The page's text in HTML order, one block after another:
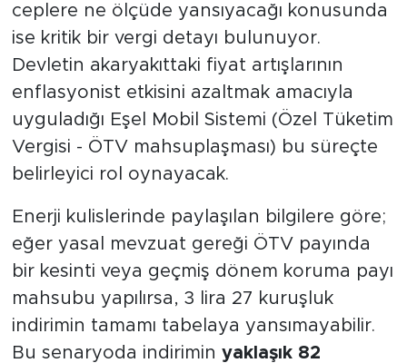
ceplere ne ölçüde yansıyacağı konusunda
ise kritik bir vergi detayı bulunuyor.
Devletin akaryakıttaki fiyat artışlarının
enflasyonist etkisini azaltmak amacıyla
uyguladığı Eşel Mobil Sistemi (Özel Tüketim
Vergisi - ÖTV mahsuplaşması) bu süreçte
belirleyici rol oynayacak.
Enerji kulislerinde paylaşılan bilgilere göre;
eğer yasal mevzuat gereği ÖTV payında
bir kesinti veya geçmiş dönem koruma payı
mahsubu yapılırsa, 3 lira 27 kuruşluk
indirimin tamamı tabelaya yansımayabilir.
Bu senaryoda indirimin yaklaşık 82